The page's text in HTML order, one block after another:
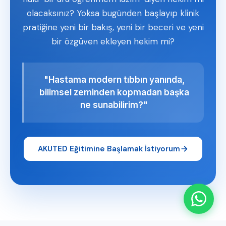
olacaksınız? Yoksa bugünden başlayıp klinik
pratiğine yeni bir bakış, yeni bir beceri ve yeni
bir özgüven ekleyen hekim mi?
"Hastama modern tıbbın yanında,
bilimsel zeminden kopmadan başka
ne sunabilirim?"
AKUTED Eğitimine Başlamak İstiyorum